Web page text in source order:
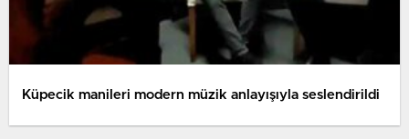
Küpecik manileri modern müzik anlayışıyla seslendirildi